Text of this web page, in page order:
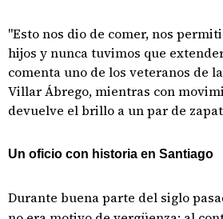
"Esto nos dio de comer, nos
hijos y nunca tuvimos que
comenta uno de los veteranos de
Villar Ábrego, mientras con
devuelve el brillo a un par de
Un oficio con historia en Santiago
Durante buena parte del siglo